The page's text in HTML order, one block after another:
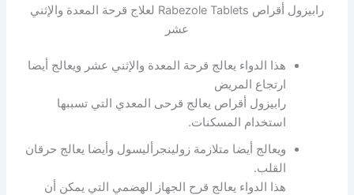
رابيزول أقراص Rabezole Tablets لعلاج قرحة المعدة والإثني
عشر
هذا الدواء يعالج قرحة المعدة والإثني عشر ويعالج أيضا
ارتجاع المريض
رابيزول أقراص يعالج قرحى المعدي التي تسببها
استخدام المسكنات.
ويعالج أيضا متلازمة زولينجرأليسول وأيضا يعالج حرقان
القلب.
هذا الدواء يعالج قرح الجهاز الهضمي التي يمكن أن